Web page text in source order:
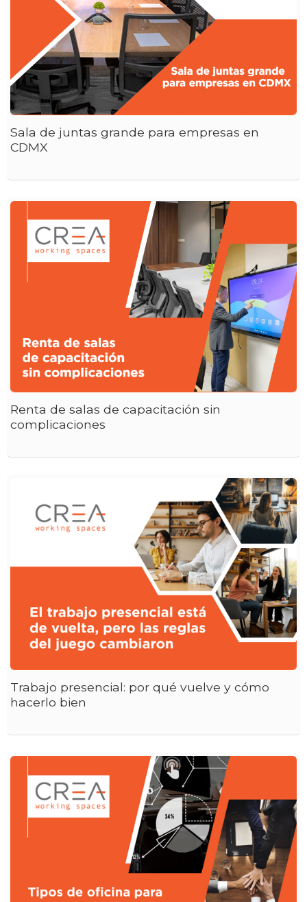
Sala de juntas grande para empresas en
CDMX
Renta de salas de capacitación sin
complicaciones
Trabajo presencial: por qué vuelve y cómo
hacerlo bien